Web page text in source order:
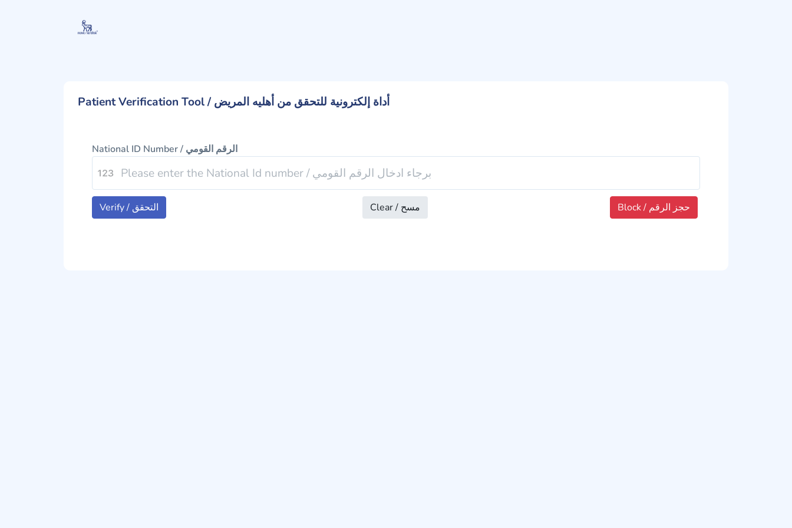
Patient Verification Tool / أداة إلكترونية للتحقق من أهليه المريض
National ID Number / الرقم القومي
Verify / التحقق Clear / مسح Block / حجز الرقم